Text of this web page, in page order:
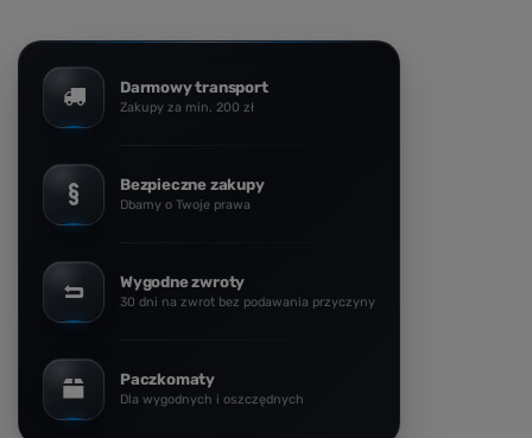
Bluza męska VOYOVNIK "Misty Voyager" - czarna
119,99 zł /
Darmowy transport
Bezpieczne zakupy